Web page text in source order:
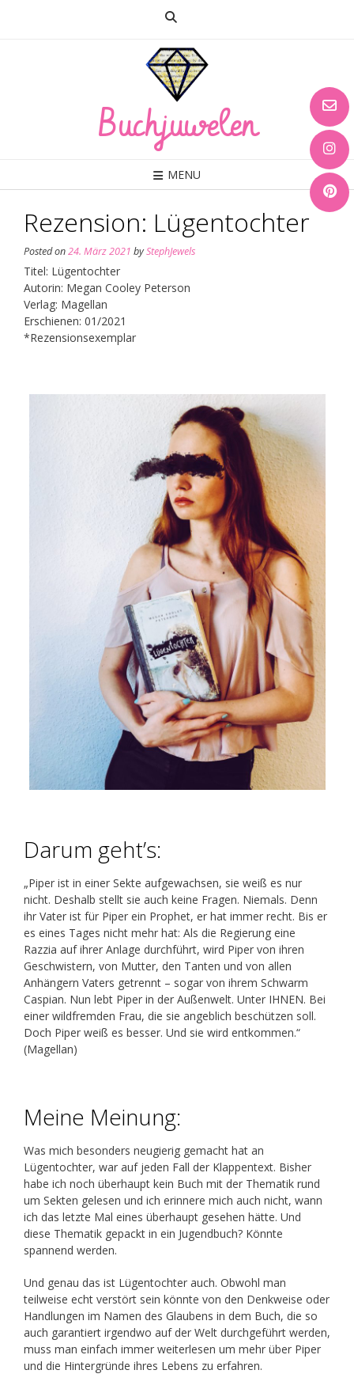
Buchjuwelen
MENU
Rezension: Lügentochter
Posted on24. März 2021 byStephJewels
Titel: Lügentochter
Autorin: Megan Cooley Peterson
Verlag: Magellan
Erschienen: 01/2021
*Rezensionsexemplar
Darum geht’s:
„Piper ist in einer Sekte aufgewachsen, sie weiß es nur
nicht. Deshalb stellt sie auch keine Fragen. Niemals. Denn
ihr Vater ist für Piper ein Prophet, er hat immer recht. Bis er
es eines Tages nicht mehr hat: Als die Regierung eine
Razzia auf ihrer Anlage durchführt, wird Piper von ihren
Geschwistern, von Mutter, den Tanten und von allen
Anhängern Vaters getrennt – sogar von ihrem Schwarm
Caspian. Nun lebt Piper in der Außenwelt. Unter IHNEN. Bei
einer wildfremden Frau, die sie angeblich beschützen soll.
Doch Piper weiß es besser. Und sie wird entkommen.“
(Magellan)
Meine Meinung:
Was mich besonders neugierig gemacht hat an
Lügentochter, war auf jeden Fall der Klappentext. Bisher
habe ich noch überhaupt kein Buch mit der Thematik rund
um Sekten gelesen und ich erinnere mich auch nicht, wann
ich das letzte Mal eines überhaupt gesehen hätte. Und
diese Thematik gepackt in ein Jugendbuch? Könnte
spannend werden.
Und genau das ist Lügentochter auch. Obwohl man
teilweise echt verstört sein könnte von den Denkweise oder
Handlungen im Namen des Glaubens in dem Buch, die so
auch garantiert irgendwo auf der Welt durchgeführt werden,
muss man einfach immer weiterlesen um mehr über Piper
und die Hintergründe ihres Lebens zu erfahren.